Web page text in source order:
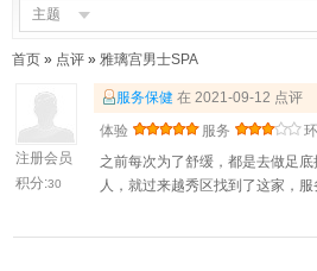
主题
首页 » 点评 » 雅璃宫男士SPA
注册会员
积分:30
服务保健 在 2021-09-12 点评
体验
服务
之前每次为了舒缓，都是去做足
人，就过来越秀区找到了这家，